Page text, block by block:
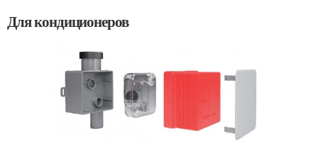
Для кондиционеров